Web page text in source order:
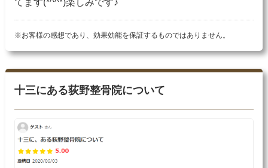
※お客様の感想であり、効果効能を保証するものではありません。
十三にある荻野整骨院について